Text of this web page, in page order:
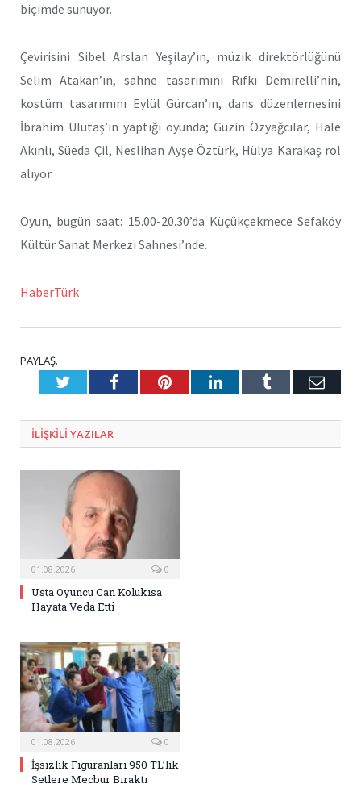
biçimde sunuyor.
Çevirisini Sibel Arslan Yeşilay’ın, müzik direktörlüğünü
Selim Atakan’ın, sahne tasarımını Rıfkı Demirelli’nin,
kostüm tasarımını Eylül Gürcan’ın, dans düzenlemesini
İbrahim Ulutaş’ın yaptığı oyunda; Güzin Özyağcılar, Hale
Akınlı, Süeda Çil, Neslihan Ayşe Öztürk, Hülya Karakaş rol
alıyor.
Oyun, bugün saat: 15.00-20.30’da Küçükçekmece Sefaköy
Kültür Sanat Merkezi Sahnesi’nde.
HaberTürk
PAYLAŞ.
TwitterFacebookPinterestLinkedInTumblr E-
ILIŞKILI YAZILAR
01.08.2026 0
Usta Oyuncu Can Kolukısa
Hayata Veda Etti
01.08.2026 0
İşsizlik Figüranları 950 TL’lik
Setlere Mecbur Bıraktı